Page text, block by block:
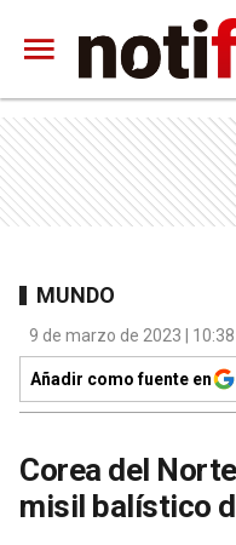
MUNDO
9 de marzo de 2023 |
Añadir como fuente en
Corea del
misil balístico